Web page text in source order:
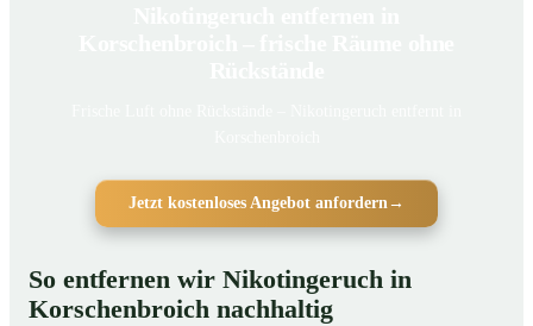
Jetzt kostenloses Angebot anfordern →
So entfernen wir Nikotingeruch in
Korschenbroich nachhaltig